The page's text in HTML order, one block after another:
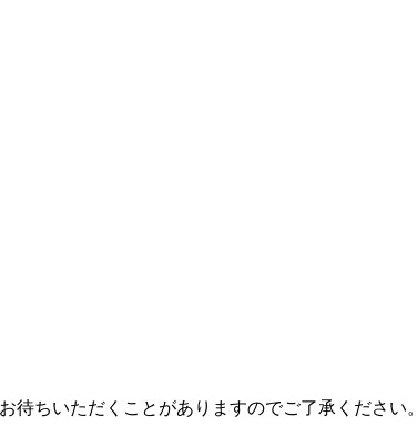
ちいただくことがありますのでご了承ください。